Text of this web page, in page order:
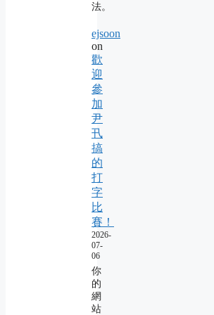
法。
ejsoon
on
歡
迎
參
加
尹
卂
搞
的
打
字
比
賽！
2026-
07-
06
你
的
網
站